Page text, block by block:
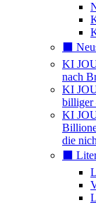
⬛️
KI
nach
KI
billiger
KI
die
⬛️